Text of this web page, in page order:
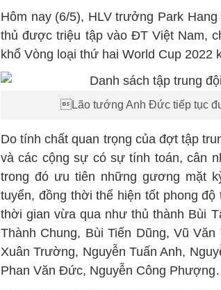
Hôm nay (6/5), HLV trưởng Park
thủ được triệu tập vào ĐT Việt Nam,
khổ Vòng loại thứ hai World Cup 2022
Lão tướng Anh Đức tiếp tục
Do tính chất quan trọng của đợt tập
và các cộng sự có sự tính toán, cân
trong đó ưu tiên những gương mặt
tuyển, đồng thời thể hiện tốt phong
thời gian vừa qua như thủ thành Bùi
Thành Chung, Bùi Tiến Dũng, Vũ
Xuân Trường, Nguyễn Tuấn Anh,
Phan Văn Đức, Nguyễn Công